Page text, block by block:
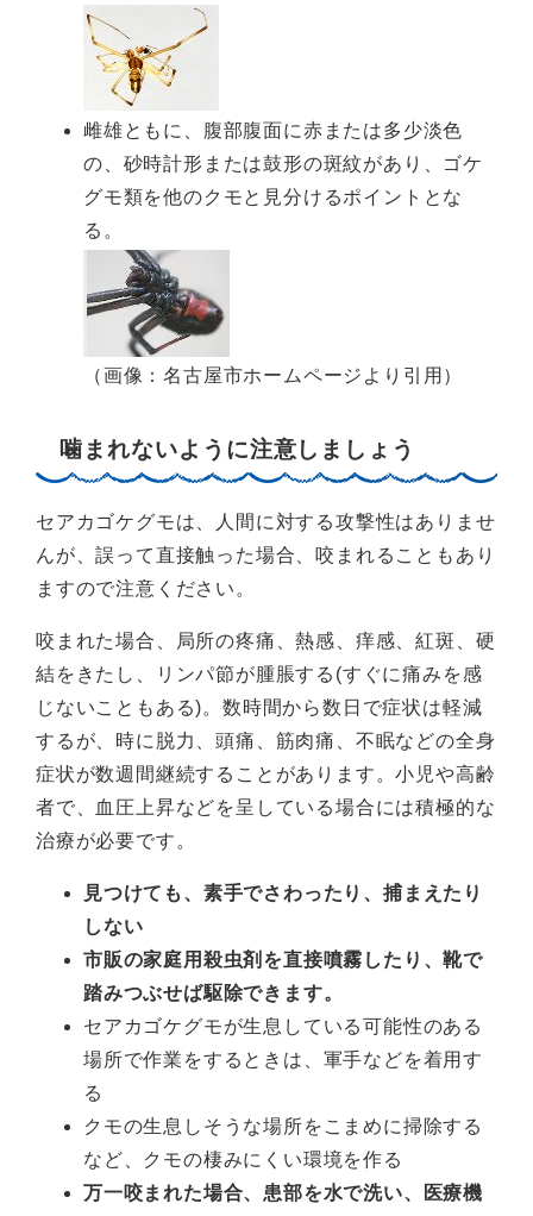
雌雄ともに、腹部腹面に赤または多少淡色
の、砂時計形または鼓形の斑紋があり、ゴケ
グモ類を他のクモと見分けるポイントとな
る。
（画像：名古屋市ホームページより引用）
噛まれないように注意しましょう
セアカゴケグモは、人間に対する攻撃性はありませ
んが、誤って直接触った場合、咬まれることもあり
ますので注意ください。
咬まれた場合、局所の疼痛、熱感、痒感、紅斑、硬
結をきたし、リンパ節が腫脹する(すぐに痛みを感
じないこともある)。数時間から数日で症状は軽減
するが、時に脱力、頭痛、筋肉痛、不眠などの全身
症状が数週間継続することがあります。小児や高齢
者で、血圧上昇などを呈している場合には積極的な
治療が必要です。
見つけても、素手でさわったり、捕まえたり
しない
市販の家庭用殺虫剤を直接噴霧したり、靴で
踏みつぶせば駆除できます。
セアカゴケグモが生息している可能性のある
場所で作業をするときは、軍手などを着用す
る
クモの生息しそうな場所をこまめに掃除する
など、クモの棲みにくい環境を作る
万一咬まれた場合、患部を水で洗い、医療機